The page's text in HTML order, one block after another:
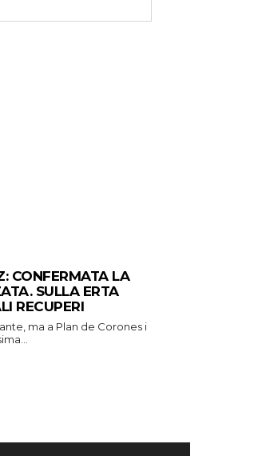
CONFERMATA LA
SULLA ERTA
RECUPERI
ma a Plan de Corones i